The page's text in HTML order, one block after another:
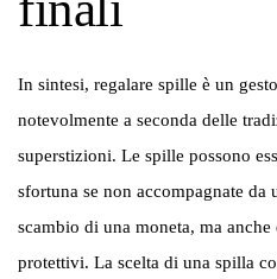
In sintesi, regalare spille è un
notevolmente a seconda delle
superstizioni. Le spille possono
sfortuna se non accompagnate
scambio di una moneta, ma
protettivi. La scelta di una spilla